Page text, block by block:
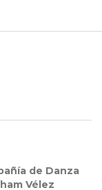
de Danza
Vélez